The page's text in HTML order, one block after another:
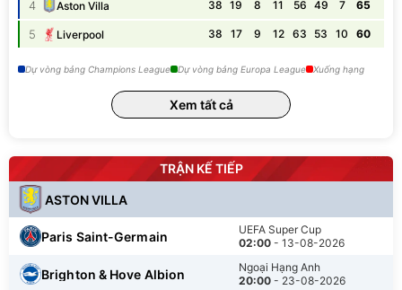
4 Aston Villa 38 19 8 11 56 49 7 65
5 Liverpool 38 17 9 12 63 53 10 60
Dự vòng bảng Champions League Dự vòng bảng Europa League Xuống hạng
Xem tất cả
TRẬN KẾ TIẾP
ASTON VILLA
UEFA Super Cup
02:00- 13-08-2026
Paris Saint-Germain
Ngoại Hạng Anh
20:00- 23-08-2026
Brighton & Hove Albion